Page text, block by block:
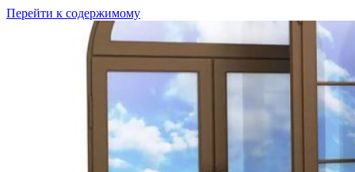
Перейти к содержимому